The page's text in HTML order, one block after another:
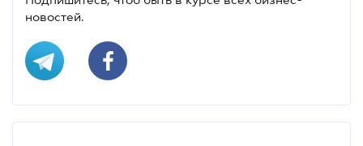
новостей.